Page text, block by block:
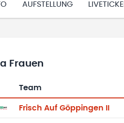
AUFSTELLUNG
Frauen
mit Vereinsplatzierungen,
Team
Frisch Auf Göppingen II